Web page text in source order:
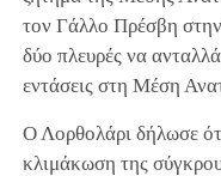
τον Γάλλο Πρέσβη
δύο πλευρές να
εντάσεις στη Μέση
Ο Λορθολάρι δήλωσε
κλιμάκωση της